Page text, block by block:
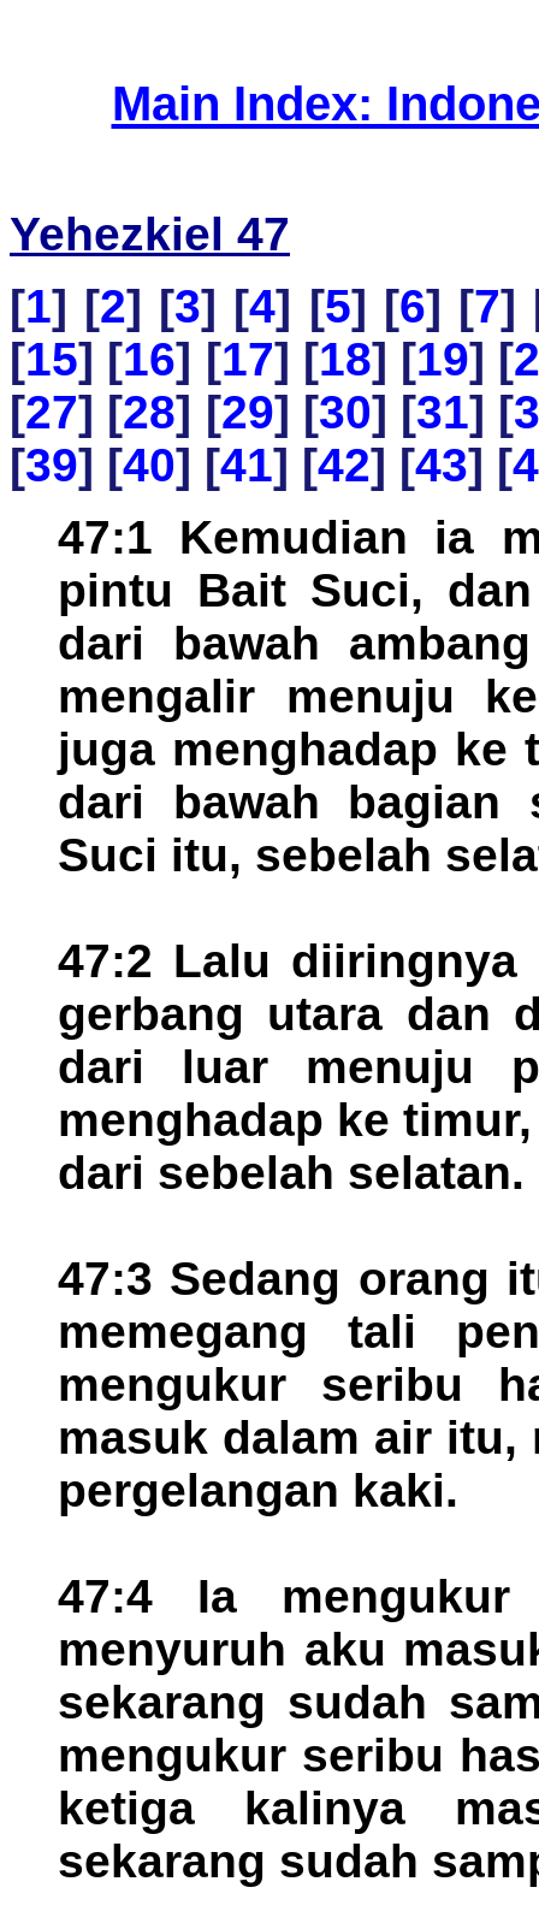
Main Index:
Yehezkiel 47
[1] [2] [3] [4] [5] [6] [7]
[15] [16] [17] [18] [19] [
[27] [28] [29] [30] [31] [
[39] [40] [41] [42] [43] [
47:1 Kemudian ia
pintu Bait Suci,
dari bawah
mengalir menuju
juga menghadap ke
dari bawah bagian
Suci itu, sebelah
47:2 Lalu
gerbang utara dan
dari luar menuju
menghadap ke
dari sebelah selatan.
47:3 Sedang orang
memegang tali
mengukur seribu
masuk dalam air itu,
pergelangan kaki.
47:4 Ia
menyuruh aku
sekarang sudah
mengukur seribu
ketiga kalinya
sekarang sudah